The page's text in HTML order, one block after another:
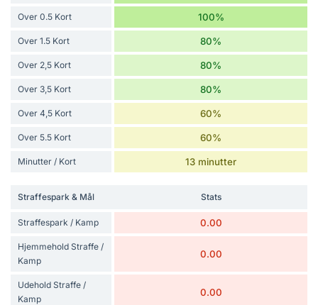
Over 0.5 Kort 100%
Over 1.5 Kort 80%
Over 2,5 Kort 80%
Over 3,5 Kort 80%
Over 4,5 Kort 60%
Over 5.5 Kort 60%
Minutter / Kort 13 minutter
Straffespark & Mål Stats
Straffespark / Kamp 0.00
Hjemmehold Straffe /
Kamp
0.00
Udehold Straffe /
Kamp
0.00